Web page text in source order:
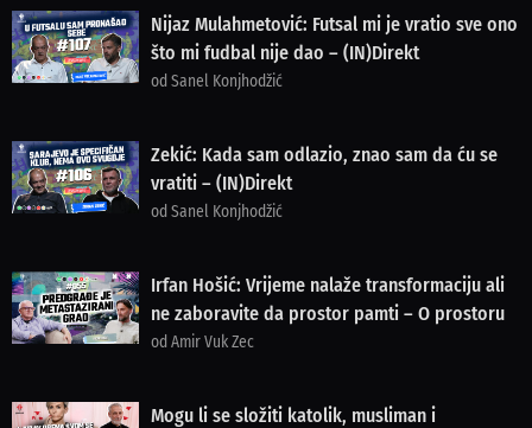
Nijaz Mulahmetović: Futsal mi je vratio sve ono
što mi fudbal nije dao – (IN)Direkt
od Sanel Konjhodžić
Zekić: Kada sam odlazio, znao sam da ću se
vratiti – (IN)Direkt
od Sanel Konjhodžić
Irfan Hošić: Vrijeme nalaže transformaciju ali
ne zaboravite da prostor pamti – O prostoru
od Amir Vuk Zec
Mogu li se složiti katolik, musliman i